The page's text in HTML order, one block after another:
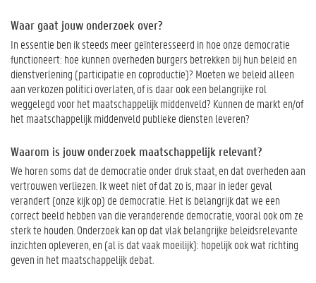
Waar gaat jouw onderzoek over?
In essentie ben ik steeds meer geïnteresseerd in hoe onze democratie
functioneert: hoe kunnen overheden burgers betrekken bij hun beleid en
dienstverlening (participatie en coproductie)? Moeten we beleid alleen
aan verkozen politici overlaten, of is daar ook een belangrijke rol
weggelegd voor het maatschappelijk middenveld? Kunnen de markt en/of
het maatschappelijk middenveld publieke diensten leveren?
Waarom is jouw onderzoek maatschappelijk relevant?
We horen soms dat de democratie onder druk staat, en dat overheden aan
vertrouwen verliezen. Ik weet niet of dat zo is, maar in ieder geval
verandert (onze kijk op) de democratie. Het is belangrijk dat we een
correct beeld hebben van die veranderende democratie, vooral ook om ze
sterk te houden. Onderzoek kan op dat vlak belangrijke beleidsrelevante
inzichten opleveren, en (al is dat vaak moeilijk): hopelijk ook wat richting
geven in het maatschappelijk debat.